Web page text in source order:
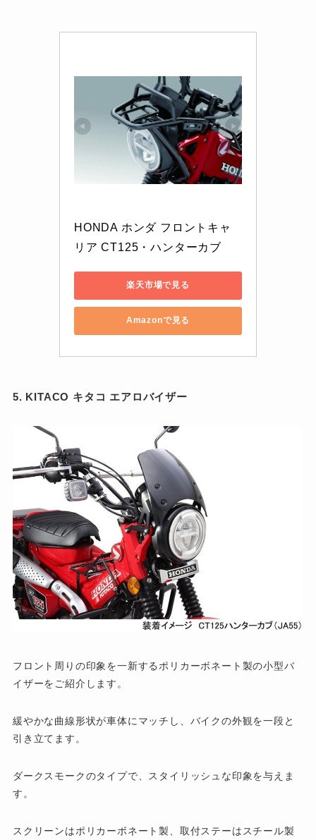
HONDA ホンダ フロントキャ
リア CT125・ハンターカブ
楽天市場で見る
Amazonで見る
5. KITACO キタコ エアロバイザー
フロント周りの印象を一新するポリカーボネート製の小型バ
イザーをご紹介します。
緩やかな曲線形状が車体にマッチし、バイクの外観を一段と
引き立てます。
ダークスモークのタイプで、スタイリッシュな印象を与えま
す。
スクリーンはポリカーボネート製、取付ステーはスチール製